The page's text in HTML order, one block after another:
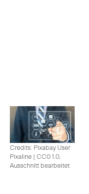
Credits: Pixabay User
Pixaline | CC0 1.0,
Ausschnitt bearbeitet